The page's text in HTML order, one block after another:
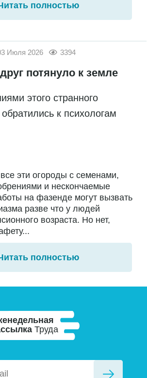
полностью
Июля 2026 3394
потянуло к земле
этого странного
к психологам
эти огороды с семенами,
и нескончаемые
на фазенде могут вызвать
разве что у людей
возраста. Но нет,
полностью
Труда